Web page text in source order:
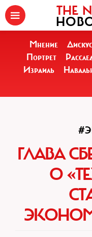
THE
Мнение
Портрет
Израиль
ГЛАВА
О